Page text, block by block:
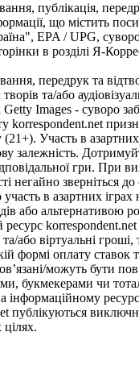
публікація,
що містить
EPA / UPG,
в розділі Я-
передрук та
та/або
Images - суворо
korrespondent.net
Участь в
залежність.
гри. При
негайно зверніться до
в азартних
або альтернативою
та/або віртуальні
формі оплату ставок
можуть бути
букмекерами чи
інформаційному
публікуються